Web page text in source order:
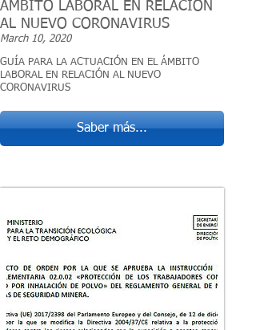
ÁMBITO LABORAL EN RELACIÓN
AL NUEVO CORONAVIRUS
March 10, 2020
GUÍA PARA LA ACTUACIÓN EN EL ÁMBITO
LABORAL EN RELACIÓN AL NUEVO
CORONAVIRUS
Saber más...